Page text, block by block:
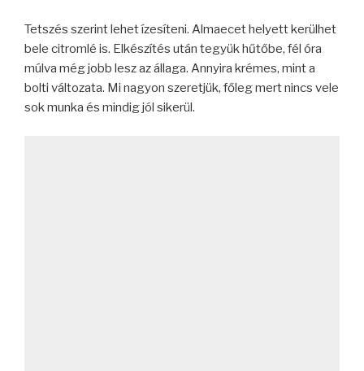
Tetszés szerint lehet ízesíteni. Almaecet helyett kerülhet
bele citromlé is. Elkészítés után tegyük hűtőbe, fél óra
múlva még jobb lesz az állaga. Annyira krémes, mint a
bolti változata. Mi nagyon szeretjük, főleg mert nincs vele
sok munka és mindig jól sikerül.